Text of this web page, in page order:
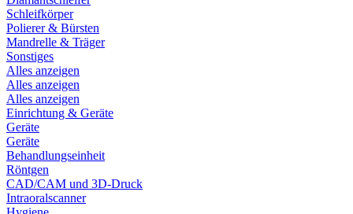
Schleifkörper
Polierer & Bürsten
Mandrelle & Träger
Sonstiges
Alles anzeigen
Alles anzeigen
Alles anzeigen
Einrichtung & Geräte
Geräte
Geräte
Behandlungseinheit
Röntgen
CAD/CAM und 3D-Druck
Intraoralscanner